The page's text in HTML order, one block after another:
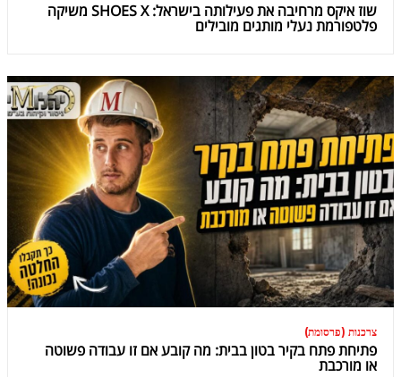
שוז איקס מרחיבה את פעילותה בישראל: SHOES X משיקה
פלטפורמת נעלי מותגים מובילים
צרכנות (פרסומת)
פתיחת פתח בקיר בטון בבית: מה קובע אם זו עבודה פשוטה
או מורכבת